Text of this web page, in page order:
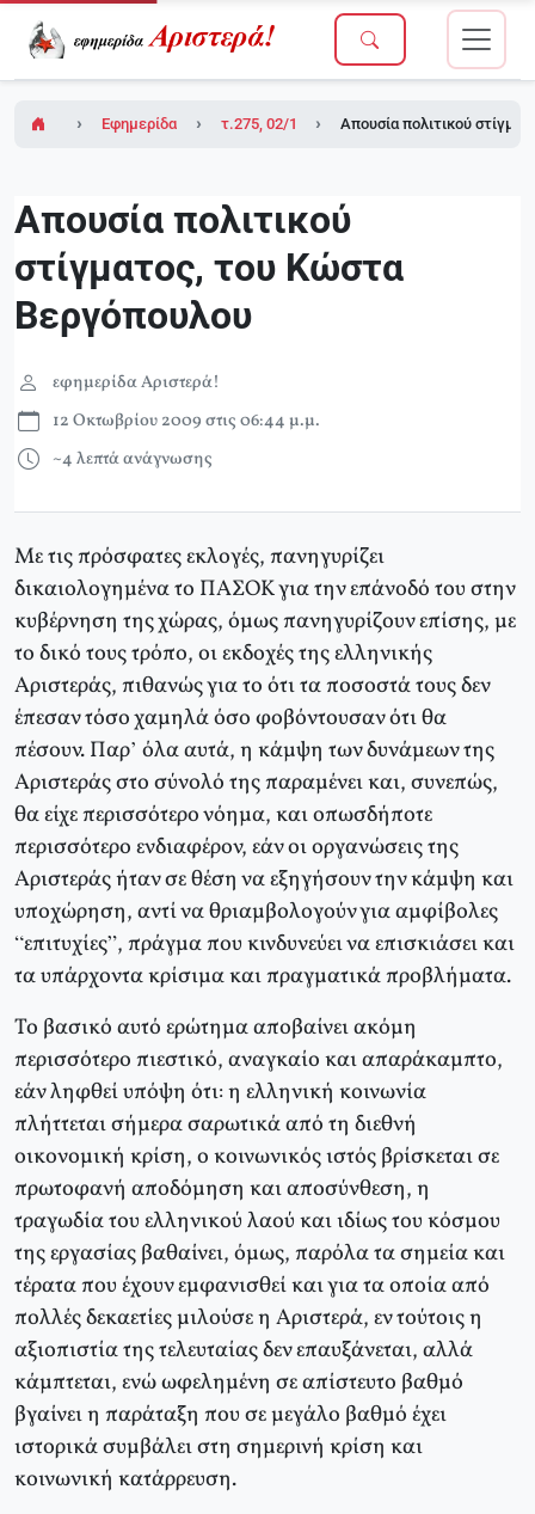
Εφημερίδα Αριστερά!τ.275, 02/10/2009Απουσία πολιτικού
Απουσία πολιτικού
στίγματος, του Κώστα
Βεργόπουλου
εφημερίδα Αριστερά!
12 Οκτωβρίου 2009 στις 06:44 μ.μ.
~4 λεπτά ανάγνωσης
Με τις πρόσφατες εκλογές, πανηγυρίζει
δικαιολογημένα το ΠΑΣΟΚ για την επάνοδό του στην
κυβέρνηση της χώρας, όμως πανηγυρίζουν επίσης, με
το δικό τους τρόπο, οι εκδοχές της ελληνικής
Αριστεράς, πιθανώς για το ότι τα ποσοστά τους δεν
έπεσαν τόσο χαμηλά όσο φοβόντουσαν ότι θα
πέσουν. Παρ’ όλα αυτά, η κάμψη των δυνάμεων της
Αριστεράς στο σύνολό της παραμένει και, συνεπώς,
θα είχε περισσότερο νόημα, και οπωσδήποτε
περισσότερο ενδιαφέρον, εάν οι οργανώσεις της
Αριστεράς ήταν σε θέση να εξηγήσουν την κάμψη και
υποχώρηση, αντί να θριαμβολογούν για αμφίβολες
“επιτυχίες”, πράγμα που κινδυνεύει να επισκιάσει και
τα υπάρχοντα κρίσιμα και πραγματικά προβλήματα.
Το βασικό αυτό ερώτημα αποβαίνει ακόμη
περισσότερο πιεστικό, αναγκαίο και απαράκαμπτο,
εάν ληφθεί υπόψη ότι: η ελληνική κοινωνία
πλήττεται σήμερα σαρωτικά από τη διεθνή
οικονομική κρίση, ο κοινωνικός ιστός βρίσκεται σε
πρωτοφανή αποδόμηση και αποσύνθεση, η
τραγωδία του ελληνικού λαού και ιδίως του κόσμου
της εργασίας βαθαίνει, όμως, παρόλα τα σημεία και
τέρατα που έχουν εμφανισθεί και για τα οποία από
πολλές δεκαετίες μιλούσε η Αριστερά, εν τούτοις η
αξιοπιστία της τελευταίας δεν επαυξάνεται, αλλά
κάμπτεται, ενώ ωφελημένη σε απίστευτο βαθμό
βγαίνει η παράταξη που σε μεγάλο βαθμό έχει
ιστορικά συμβάλει στη σημερινή κρίση και
κοινωνική κατάρρευση.